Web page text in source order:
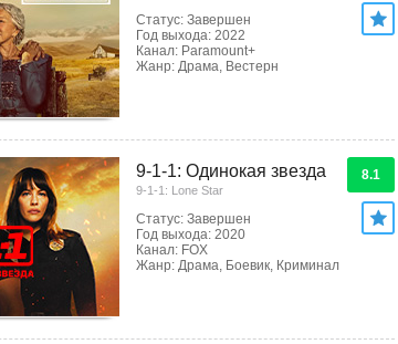
Статус: Завершен
Год выхода: 2022
Канал: Paramount+
Жанр: Драма, Вестерн
9-1-1: Одинокая звезда
9-1-1: Lone Star
Статус: Завершен
Год выхода: 2020
Канал: FOX
Жанр: Драма, Боевик, Криминал
8.1